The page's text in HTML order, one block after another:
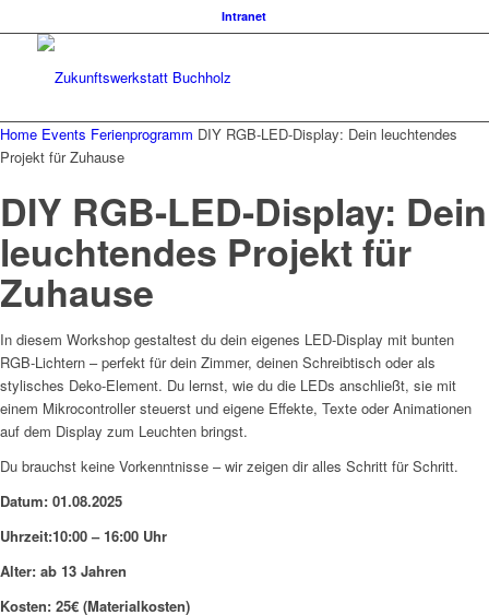
Intranet
Home Events Ferienprogramm DIY RGB-LED-Display: Dein leuchtendes
Projekt für Zuhause
DIY RGB-LED-Display: Dein
leuchtendes Projekt für
Zuhause
In diesem Workshop gestaltest du dein eigenes LED-Display mit bunten
RGB-Lichtern – perfekt für dein Zimmer, deinen Schreibtisch oder als
stylisches Deko-Element. Du lernst, wie du die LEDs anschließt, sie mit
einem Mikrocontroller steuerst und eigene Effekte, Texte oder Animationen
auf dem Display zum Leuchten bringst.
Du brauchst keine Vorkenntnisse – wir zeigen dir alles Schritt für Schritt.
Datum: 01.08.2025
Uhrzeit:10:00 – 16:00 Uhr
Alter: ab 13 Jahren
Kosten: 25€ (Materialkosten)